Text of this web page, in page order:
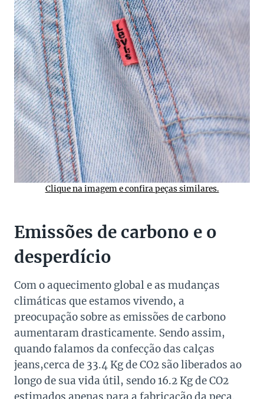
Clique na imagem e confira peças similares.
Emissões de carbono e o
desperdício
Com o aquecimento global e as mudanças
climáticas que estamos vivendo, a
preocupação sobre as emissões de carbono
aumentaram drasticamente. Sendo assim,
quando falamos da confecção das calças
jeans,cerca de 33.4 Kg de CO2 são liberados ao
longo de sua vida útil, sendo 16.2 Kg de CO2